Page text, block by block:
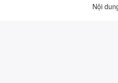
Nội